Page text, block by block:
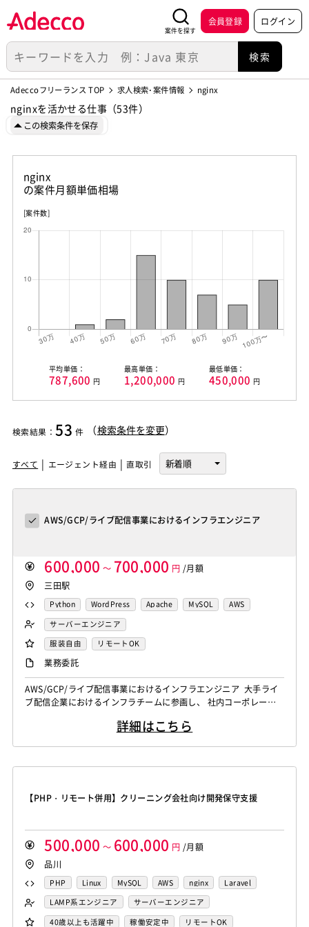
案件を探す
会員登録 ログイン
Adeccoフリーランス TOP 求人検索･案件情報 nginx
nginxを活かせる仕事（53件）
この検索条件を保存
nginx
の案件月額単価相場
[案件数]
平均単価：
787,600 円
最高単価：
1,200,000 円
最低単価：
450,000 円
検索結果 ：53 件 （検索条件を変更）
すべて エージェント経由 直取引
AWS/GCP/ライブ配信事業におけるインフラエンジニア
600,000 ～ 700,000 円 /月額
三田駅
Python WordPress Apache MySQL
AWS
nginx
TypeScript
サーバーエンジニア
服装自由
リモートOK
業務委託
AWS/GCP/ライブ配信事業におけるインフラエンジニア 大手ライ
ブ配信企業におけるインフラチームに参画し、 社内コーポレートI
す。 クラウドインフラに関する業務、運用、支援を中心にお任せ
理 ...
詳細はこちら
【PHP・リモート併用】クリーニング会社向け開発保守支援
500,000 ～ 600,000 円 /月額
品川
PHP Linux MySQL AWS nginx
Laravel
Backlog
LAMP系エンジニア
サーバーエンジニア
バックエンドエンジニア（サーバーサイド）
40歳以上も活躍中 稼働安定中 リモートOK